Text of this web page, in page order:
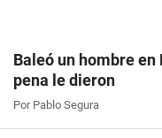
Baleó un hombre
pena le dieron
Por Pablo Segura